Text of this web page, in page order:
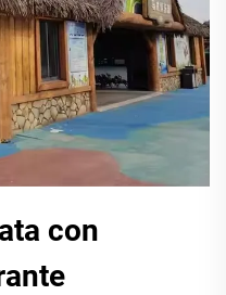
con